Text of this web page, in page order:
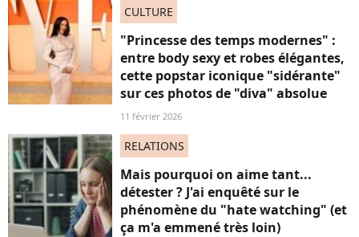
CULTURE
"Princesse des temps modernes" :
entre body sexy et robes élégantes,
cette popstar iconique "sidérante"
sur ces photos de "diva" absolue
11 février 2026
RELATIONS
Mais pourquoi on aime tant...
détester ? J'ai enquêté sur le
phénomène du "hate watching" (et
ça m'a emmené très loin)